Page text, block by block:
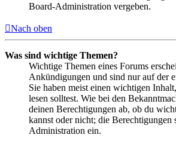
Board-Administration vergeben.
Nach oben
Was sind wichtige Themen?
Wichtige Themen eines Forums
Ankündigungen und sind nur auf der
Sie haben meist einen wichtigen
lesen solltest. Wie bei den
deinen Berechtigungen ab, ob du
kannst oder nicht; die Berechtigungen
Administration ein.